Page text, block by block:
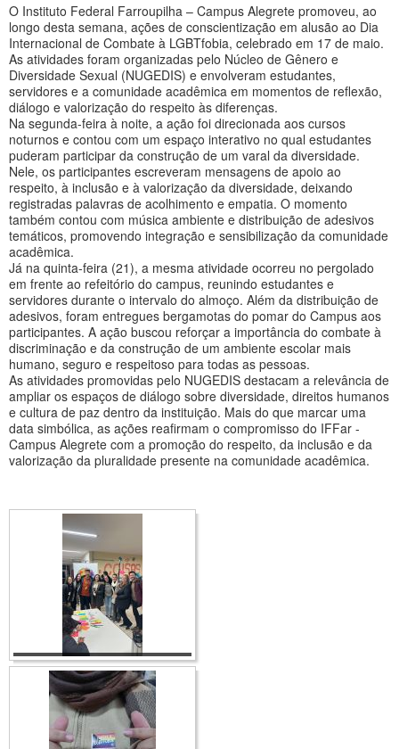
O Instituto Federal Farroupilha – Campus Alegrete promoveu, ao
longo desta semana, ações de conscientização em alusão ao Dia
Internacional de Combate à LGBTfobia, celebrado em 17 de maio.
As atividades foram organizadas pelo Núcleo de Gênero e
Diversidade Sexual (NUGEDIS) e envolveram estudantes,
servidores e a comunidade acadêmica em momentos de reflexão,
diálogo e valorização do respeito às diferenças.
Na segunda-feira à noite, a ação foi direcionada aos cursos
noturnos e contou com um espaço interativo no qual estudantes
puderam participar da construção de um varal da diversidade.
Nele, os participantes escreveram mensagens de apoio ao
respeito, à inclusão e à valorização da diversidade, deixando
registradas palavras de acolhimento e empatia. O momento
também contou com música ambiente e distribuição de adesivos
temáticos, promovendo integração e sensibilização da comunidade
acadêmica.
Já na quinta-feira (21), a mesma atividade ocorreu no pergolado
em frente ao refeitório do campus, reunindo estudantes e
servidores durante o intervalo do almoço. Além da distribuição de
adesivos, foram entregues bergamotas do pomar do Campus aos
participantes. A ação buscou reforçar a importância do combate à
discriminação e da construção de um ambiente escolar mais
humano, seguro e respeitoso para todas as pessoas.
As atividades promovidas pelo NUGEDIS destacam a relevância de
ampliar os espaços de diálogo sobre diversidade, direitos humanos
e cultura de paz dentro da instituição. Mais do que marcar uma
data simbólica, as ações reafirmam o compromisso do IFFar -
Campus Alegrete com a promoção do respeito, da inclusão e da
valorização da pluralidade presente na comunidade acadêmica.